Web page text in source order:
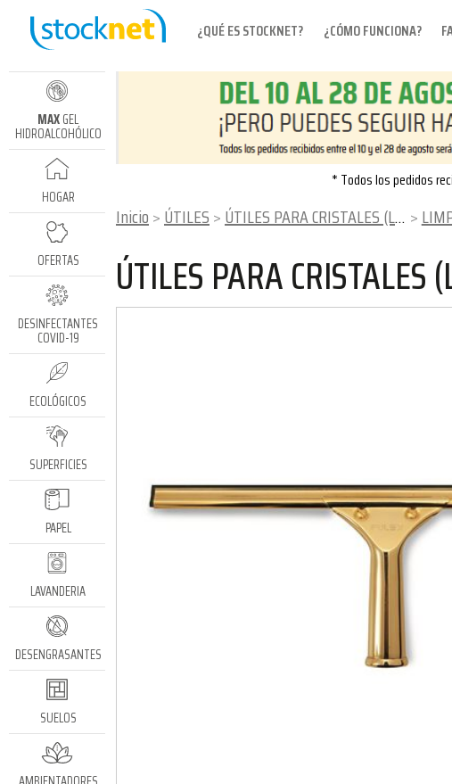
¿QUÉ ES STOCKNET? ¿CÓMO FUNCIONA?
MAXGEL
HIDROALCOHÓLICO
HOGAR
OFERTAS
DESINFECTANTES
COVID-19
ECOLÓGICOS
SUPERFICIES
PAPEL
LAVANDERIA
DESENGRASANTES
SUELOS
* Todos los pedidos
Inicio ÚTILES ÚTILES PARA CRISTALES (LÍNEA PULEX)
ÚTILES PARA CRISTALES